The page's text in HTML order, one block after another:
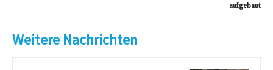
aufgebaut
Weitere Nachrichten